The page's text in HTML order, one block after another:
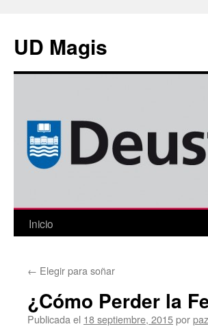
contenido
UD Magis
Inicio
← Elegir para soñar
¿Cómo Perder la
Publicada el 18 septiembre, 2015por